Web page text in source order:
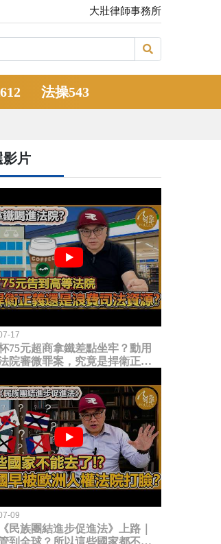
大壯律師事務所
法操543
影片
17
75元超商拿鐵差點坐牢？動用
院審微罪案，究竟是捍衛正義
09
民族團結進步促進法》上路｜
到全球？所以這些國家都不能